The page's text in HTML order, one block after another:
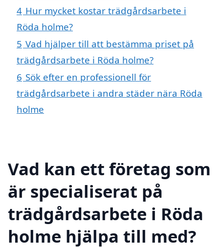
4 Hur mycket kostar trädgårdsarbete i
Röda holme?
5 Vad hjälper till att bestämma priset på
trädgårdsarbete i Röda holme?
6 Sök efter en professionell för
trädgårdsarbete i andra städer nära Röda
holme
Vad kan ett företag som
är specialiserat på
trädgårdsarbete i Röda
holme hjälpa till med?